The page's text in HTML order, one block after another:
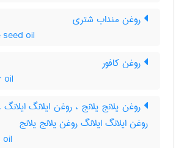
روغن منداب شتری
oil
روغن کافور
oil
روغن یلانج یلانج ، روغن ایلانگ ایلانگ
روغن ایلانگ ایلانگ روغن یلانج یلانج